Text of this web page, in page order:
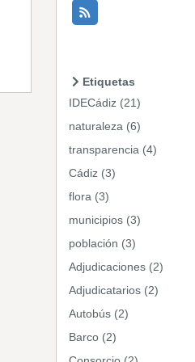
Etiquetas
IDECádiz (21)
naturaleza (6)
transparencia (4)
Cádiz (3)
flora (3)
municipios (3)
población (3)
Adjudicaciones (2)
Adjudicatarios (2)
Autobús (2)
Barco (2)